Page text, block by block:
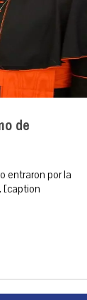
de
entraron por la
[caption